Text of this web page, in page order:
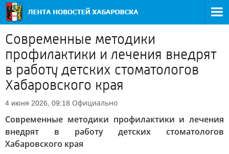
Современные методики
профилактики и лечения внедрят
в работу детских стоматологов
Хабаровского края
4 июня 2026, 09:18 Официально
Современные методики профилактики и лечения
внедрят в работу детских стоматологов
Хабаровского края